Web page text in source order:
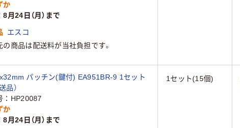
か
8月24日（月）まで
エスコ
の商品は配送料が当社負担です。
パッチン(鍵付) EA951BR-9 1セット
品）
HP20087
か
8月24日（月）まで
1セット(15個)